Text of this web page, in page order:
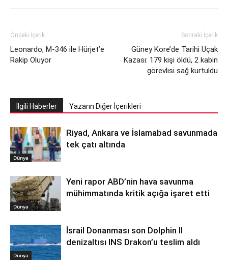
Önceki İçerik
Leonardo, M-346 ile Hürjet’e
Rakip Oluyor
Sonraki İçerik
Güney Kore’de Tarihi Uçak
Kazası: 179 kişi öldü, 2 kabin
görevlisi sağ kurtuldu
İlgili Haberler Yazarın Diğer İçerikleri
Dünya
Riyad, Ankara ve İslamabad savunmada
tek çatı altında
Dünya
Yeni rapor ABD’nin hava savunma
mühimmatında kritik açığa işaret etti
Dünya
İsrail Donanması son Dolphin II
denizaltısı INS Drakon’u teslim aldı